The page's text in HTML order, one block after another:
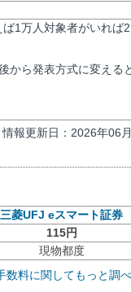
1万人対象者がいれば
から発表方式に変える
情報更新日：2026年06
三菱UFJ eスマート証券
115円
現物都度
数料に関してもっと調